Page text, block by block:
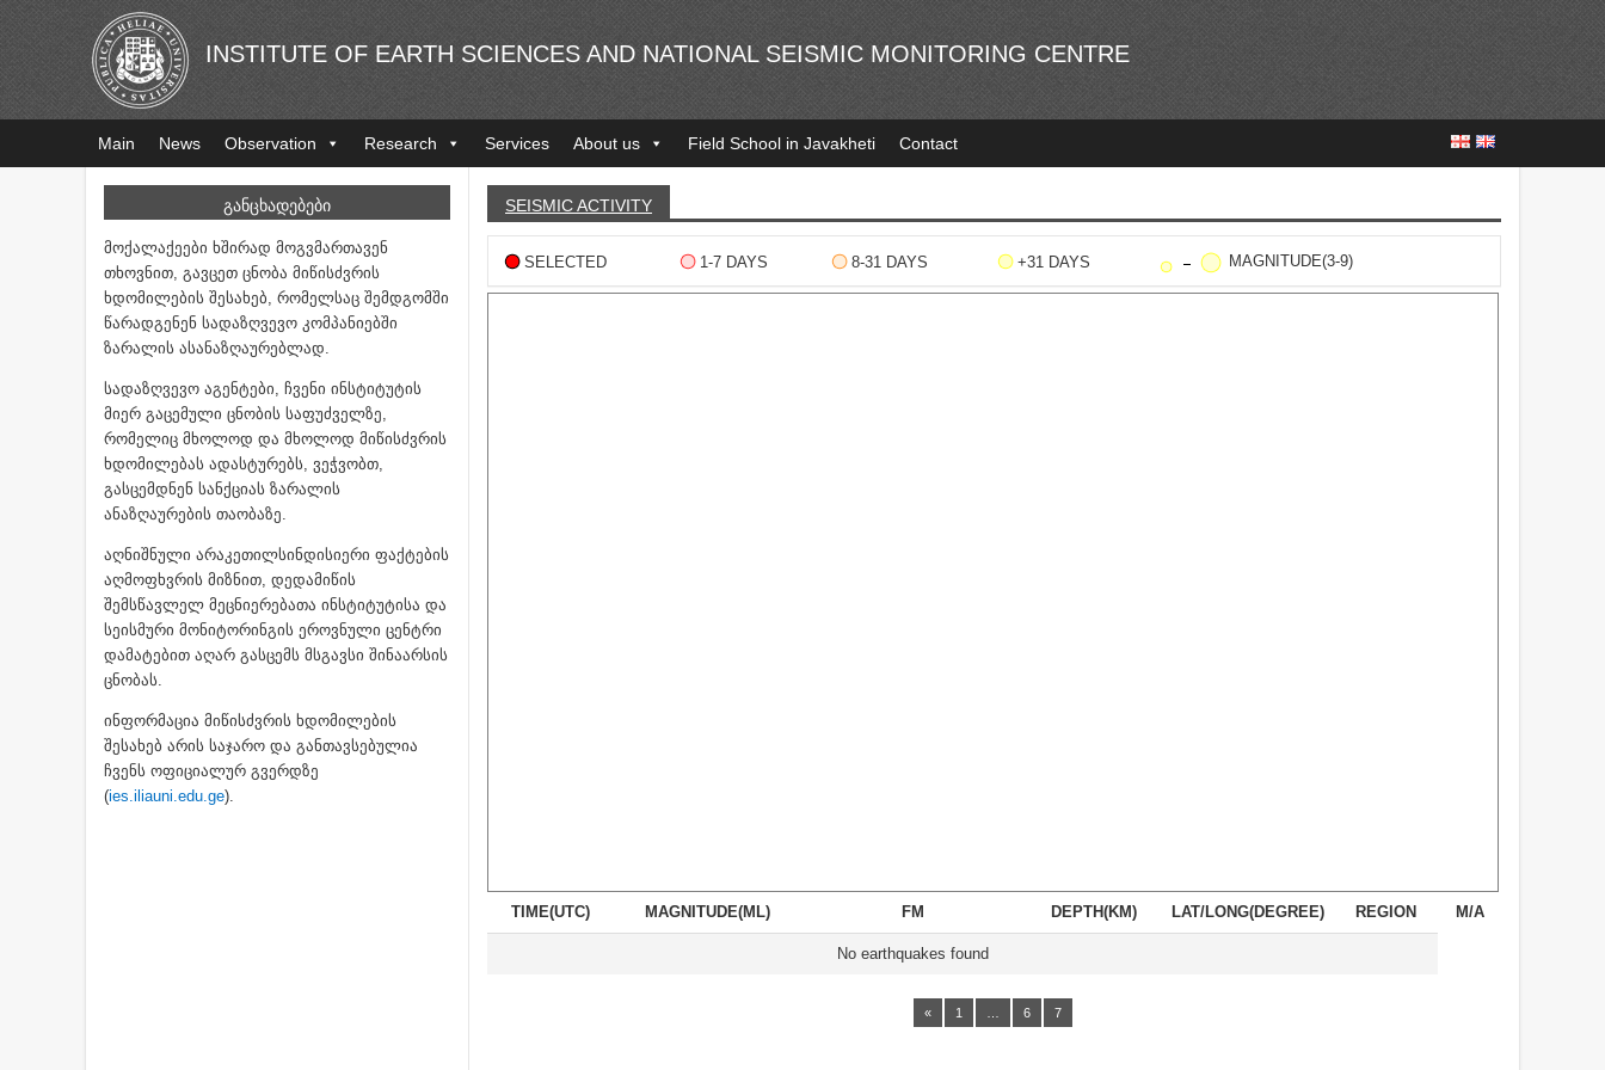
INSTITUTE OF EARTH SCIENCES AND NATIONAL SEISMIC MONITORING CENTRE
Main News Observation Research Services About us Field School in Javakheti Contact
ᲒᲐᲜᲪᲮᲐᲓᲔᲑᲔᲑᲘ
მოქალაქეები ხშირად მოგვმართავენ
თხოვნით, გავცეთ ცნობა მიწისძვრის
ხდომილების შესახებ, რომელსაც შემდგომში
წარადგენენ სადაზღვევო კომპანიებში
ზარალის ასანაზღაურებლად.
სადაზღვევო აგენტები, ჩვენი ინსტიტუტის
მიერ გაცემული ცნობის საფუძველზე,
რომელიც მხოლოდ და მხოლოდ მიწისძვრის
ხდომილებას ადასტურებს, ვეჭვობთ,
გასცემდნენ სანქციას ზარალის
ანაზღაურების თაობაზე.
აღნიშნული არაკეთილსინდისიერი ფაქტების
აღმოფხვრის მიზნით, დედამიწის
შემსწავლელ მეცნიერებათა ინსტიტუტისა და
სეისმური მონიტორინგის ეროვნული ცენტრი
დამატებით აღარ გასცემს მსგავსი შინაარსის
ცნობას.
ინფორმაცია მიწისძვრის ხდომილების
შესახებ არის საჯარო და განთავსებულია
ჩვენს ოფიციალურ გვერდზე
(ies.iliauni.edu.ge).
SEISMIC ACTIVITY
SELECTED 1-7 DAYS 8-31 DAYS +31 DAYS MAGNITUDE(3-9)
TIME(UTC) MAGNITUDE(ML) FM DEPTH(KM) LAT/LONG(DEGREE) REGION M/A
No earthquakes found
« 1 6 7